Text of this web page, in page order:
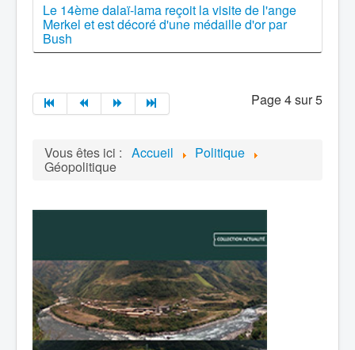
Le 14ème dalaï-lama reçoit la visite de l'ange
Merkel et est décoré d'une médaille d'or par
Bush
Page 4 sur 5
Vous êtes ici : Accueil Politique
Géopolitique